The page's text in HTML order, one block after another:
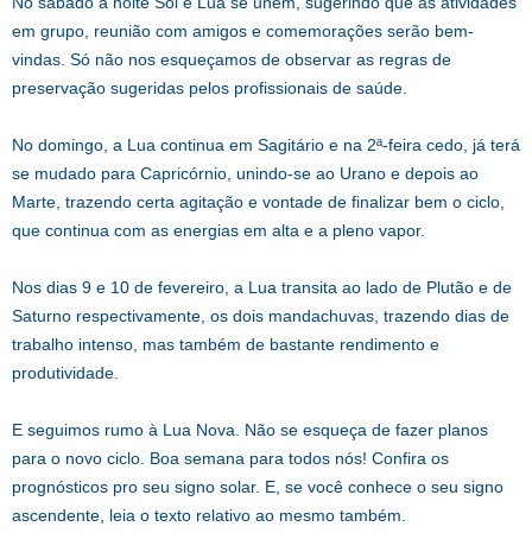
em grupo, reunião com amigos e comemorações serão bem-
vindas. Só não nos esqueçamos de observar as regras de
preservação sugeridas pelos profissionais de saúde.
No domingo, a Lua continua em Sagitário e na 2ª-feira cedo, já terá
se mudado para Capricórnio, unindo-se ao Urano e depois ao
Marte, trazendo certa agitação e vontade de finalizar bem o ciclo,
que continua com as energias em alta e a pleno vapor.
Nos dias 9 e 10 de fevereiro, a Lua transita ao lado de Plutão e de
Saturno respectivamente, os dois mandachuvas, trazendo dias de
trabalho intenso, mas também de bastante rendimento e
produtividade.
E seguimos rumo à Lua Nova. Não se esqueça de fazer planos
para o novo ciclo. Boa semana para todos nós! Confira os
prognósticos pro seu signo solar. E, se você conhece o seu signo
ascendente, leia o texto relativo ao mesmo também.